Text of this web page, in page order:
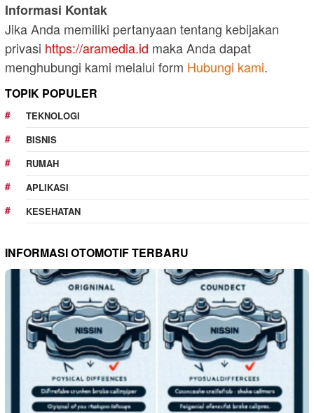
Informasi Kontak
Jika Anda memiliki pertanyaan tentang kebijakan
privasi https://aramedia.id maka Anda dapat
menghubungi kami melalui form Hubungi kami.
TOPIK POPULER
TEKNOLOGI
BISNIS
RUMAH
APLIKASI
KESEHATAN
INFORMASI OTOMOTIF TERBARU